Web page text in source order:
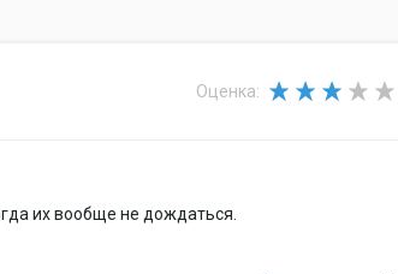
Оценка:
их вообще не дождаться.